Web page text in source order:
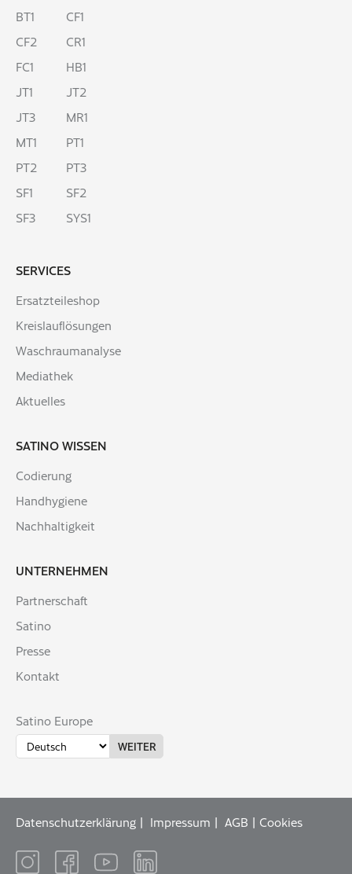
BT1
CF1
CF2
CR1
FC1
HB1
JT1
JT2
JT3
MR1
MT1
PT1
PT2
PT3
SF1
SF2
SF3
SYS1
SERVICES
Ersatzteileshop
Kreislauflösungen
Waschraumanalyse
Mediathek
Aktuelles
SATINO WISSEN
Codierung
Handhygiene
Nachhaltigkeit
UNTERNEHMEN
Partnerschaft
Satino
Presse
Kontakt
Satino Europe
Datenschutzerklärung Impressum AGB Cookies